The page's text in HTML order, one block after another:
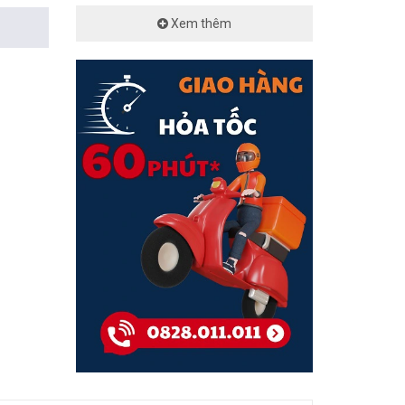
Xem thêm